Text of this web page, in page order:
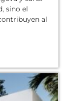
sino el
al